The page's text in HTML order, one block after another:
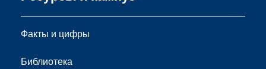
Факты и цифры
Библиотека